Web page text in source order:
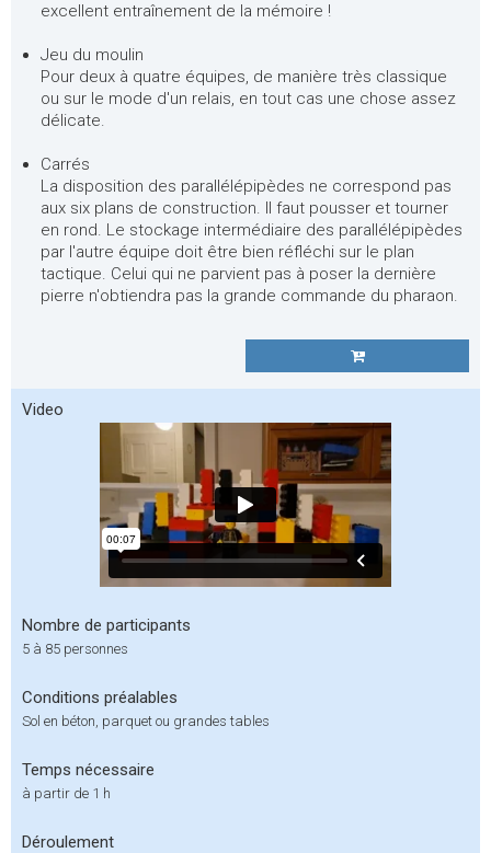
excellent entraînement de la mémoire !
Jeu du moulin
Pour deux à quatre équipes, de manière très classique
ou sur le mode d'un relais, en tout cas une chose assez
délicate.
Carrés
La disposition des parallélépipèdes ne correspond pas
aux six plans de construction. Il faut pousser et tourner
en rond. Le stockage intermédiaire des parallélépipèdes
par l'autre équipe doit être bien réfléchi sur le plan
tactique. Celui qui ne parvient pas à poser la dernière
pierre n'obtiendra pas la grande commande du pharaon.
Video
Nombre de participants
5 à 85 personnes
Conditions préalables
Sol en béton, parquet ou grandes tables
Temps nécessaire
à partir de 1 h
Déroulement